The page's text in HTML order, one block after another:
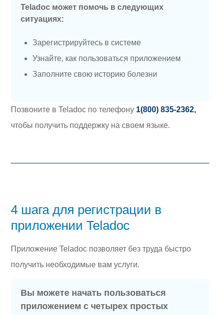
Teladoc может помочь в следующих
ситуациях:
Зарегистрируйтесь в системе
Узнайте, как пользоваться приложением
Заполните свою историю болезни
Позвоните в Teladoc по телефону 1(800) 835-2362,
чтобы получить поддержку на своем языке.
4 шага для регистрации в
приложении Teladoc
Приложение Teladoc позволяет без труда быстро
получить необходимые вам услуги.
Вы можете начать пользоваться
приложением с четырех простых